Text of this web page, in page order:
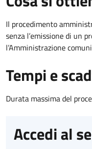
Il procedimento
senza l’emissione di un
l’Amministrazione
Tempi e
Durata massima del
Accedi al